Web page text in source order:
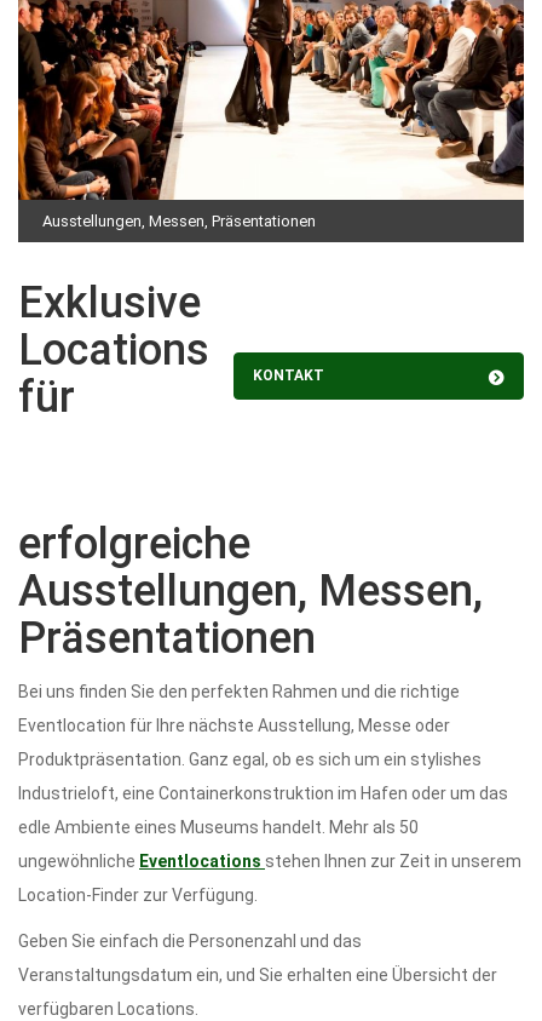
Ausstellungen, Messen, Präsentationen
KONTAKT
Exklusive
Locations
für
erfolgreiche
Ausstellungen, Messen,
Präsentationen
Bei uns finden Sie den perfekten Rahmen und die richtige
Eventlocation für Ihre nächste Ausstellung, Messe oder
Produktpräsentation. Ganz egal, ob es sich um ein stylishes
Industrieloft, eine Containerkonstruktion im Hafen oder um das
edle Ambiente eines Museums handelt. Mehr als 50
ungewöhnliche Eventlocations stehen Ihnen zur Zeit in unserem
Location-Finder zur Verfügung.
Geben Sie einfach die Personenzahl und das
Veranstaltungsdatum ein, und Sie erhalten eine Übersicht der
verfügbaren Locations.